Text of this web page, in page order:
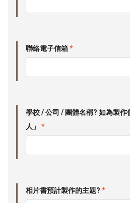
聯絡電子信箱*
學校 / 公司 / 團體名稱? 如為製
人」 *
相片書預計製作的主題? *